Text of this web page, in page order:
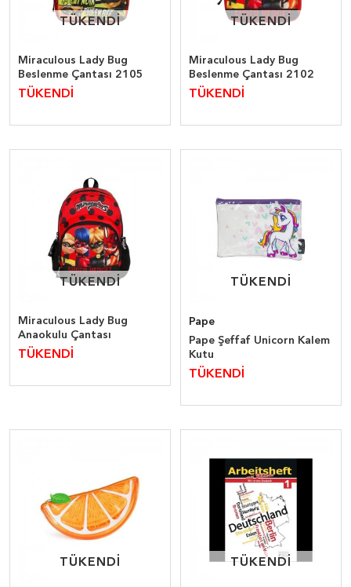
TÜKENDİ
TÜKENDİ
Miraculous Lady Bug
Beslenme Çantası 2105
TÜKENDİ
TÜKENDİ
TÜKENDİ
Miraculous Lady Bug
Beslenme Çantası 2102
TÜKENDİ
TÜKENDİ
TÜKENDİ
Miraculous Lady Bug
Anaokulu Çantası
TÜKENDİ
TÜKENDİ
TÜKENDİ
Pape
Pape Şeffaf Unicorn Kalem
Kutu
TÜKENDİ
TÜKENDİ
TÜKENDİ TÜKENDİ
TÜKENDİ